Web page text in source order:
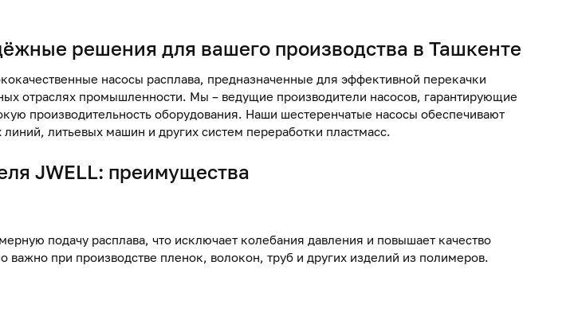
решения для вашего производства в Ташкенте
насосы расплава, предназначенные для эффективной перекачки
отраслях промышленности. Мы – ведущие производители насосов, гарантирующие
производительность оборудования. Наши шестеренчатые насосы обеспечивают
литьевых машин и других систем переработки пластмасс.
JWELL: преимущества
подачу расплава, что исключает колебания давления и повышает качество
важно при производстве пленок, волокон, труб и других изделий из полимеров.